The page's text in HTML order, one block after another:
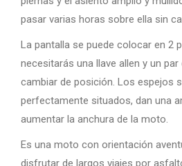
pasar varias horas sobre ella sin
La pantalla se puede colocar en 2
necesitarás una llave allen y un
cambiar de posición. Los espejos
perfectamente situados, dan una
aumentar la anchura de la moto.
Es una moto con orientación
disfrutar de largos viajes por